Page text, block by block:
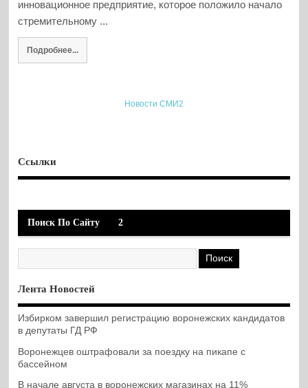
инновационное предприятие, которое положило начало
стремительному ...
Подробнее...
Новости СМИ2
Ссылки
Поиск По Сайту 2
Лента Новостей
Избирком завершил регистрацию воронежских кандидатов
в депутаты ГД РФ
Воронежцев оштрафовали за поездку на пикапе с
бассейном
В начале августа в воронежских магазинах на 11%